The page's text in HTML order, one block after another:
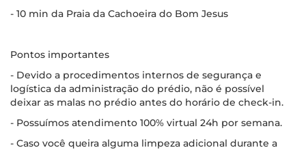
- 10 min da Praia da Cachoeira do Bom Jesus
Pontos importantes
- Devido a procedimentos internos de segurança e
logística da administração do prédio, não é possível
deixar as malas no prédio antes do horário de check-in.
- Possuímos atendimento 100% virtual 24h por semana.
- Caso você queira alguma limpeza adicional durante a